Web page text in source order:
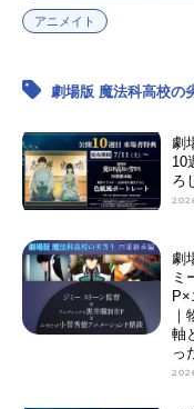
アニメイト
劇場版 魔法科高校の
劇
10
ろ
劇
ミ
軸
っ